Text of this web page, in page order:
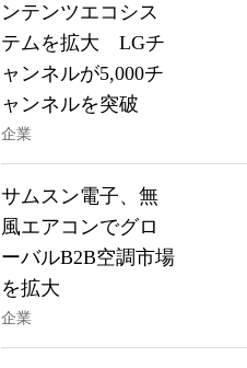
ンテンツエコシス
テムを拡大 LGチ
ャンネルが5,000チ
ャンネルを突破
企業
サムスン電子、無
風エアコンでグロ
ーバルB2B空調市場
を拡大
企業